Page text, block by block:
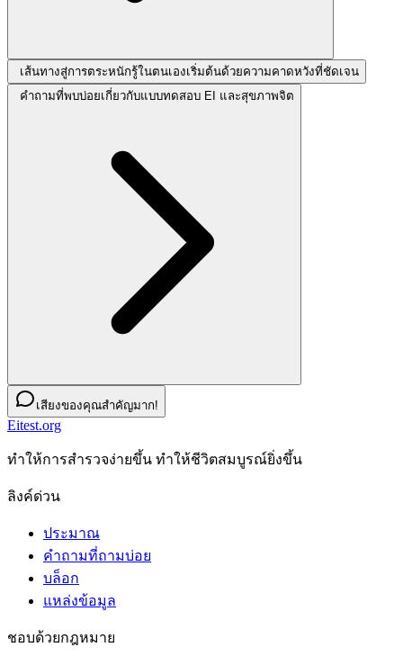
เส้นทางสู่การตระหนักรู้ในตนเองเริ่มต้นด้วยความคาดหวังที่ชัดเจน
คำถามที่พบบ่อยเกี่ยวกับแบบทดสอบ EI และสุขภาพจิต
เสียงของคุณสำคัญมาก!
Eitest.org
ทําให้การสํารวจง่ายขึ้น ทําให้ชีวิตสมบูรณ์ยิ่งขึ้น
ลิงค์ด่วน
ประมาณ
คำถามที่ถามบ่อย
บล็อก
แหล่งข้อมูล
ชอบด้วยกฎหมาย